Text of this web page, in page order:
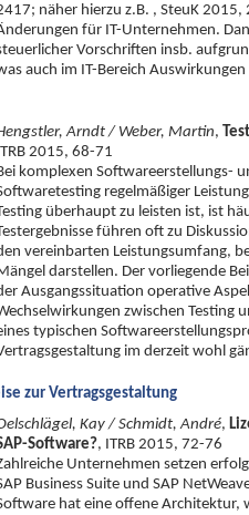
näher hierzu z.B. , SteuK
für IT-Unternehmen.
Vorschriften insb.
auch im IT-Bereich
Arndt / Weber, Martin,
2015, 68-71
komplexen Softwareerstellungs-
regelmäßiger
überhaupt zu leisten ist, ist
führen oft zu
vereinbarten Leistungsumfang,
darstellen. Der vorliegende
Ausgangssituation operative
zwischen Testing
typischen
im derzeit wohl
zur Vertragsgestaltung
Kay / Schmidt, André,
Software?, ITRB 2015, 72-76
Unternehmen setzen
Business Suite und SAP
hat eine offene